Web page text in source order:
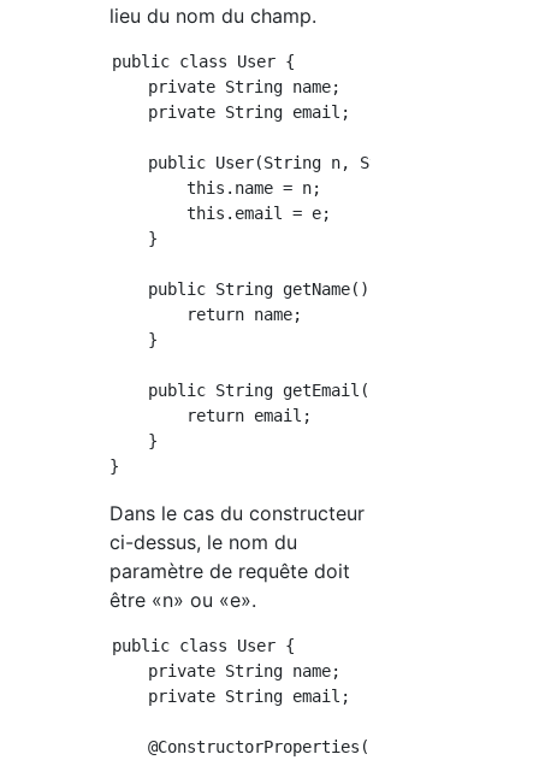
lieu du nom du champ.
public class User {
    private String name;
    private String email;
    public User(String n, String e) {
        this.name = n;
        this.email = e;
    }
    public String getName() {
        return name;
    }
    public String getEmail() {
        return email;
    }
Dans le cas du constructeur
ci-dessus, le nom du
paramètre de requête doit
être «n» ou «e».
public class User {
    private String name;
    private String email;
@ConstructorProperties({"name",